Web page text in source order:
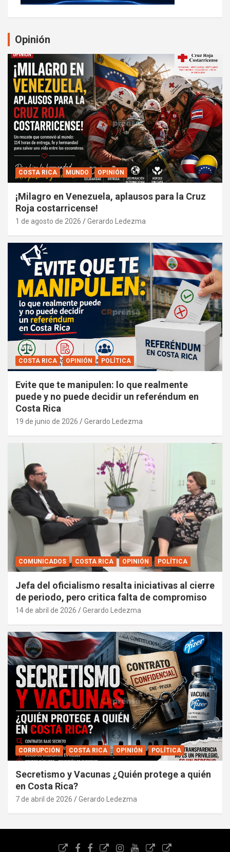
Opinión
COSTA RICA MUNDO OPINIÓN
¡Milagro en Venezuela, aplausos para la Cruz
Roja costarricense!
1 de agosto de 2026 Gerardo Ledezma
COSTA RICA OPINIÓN POLÍTICA
Evite que te manipulen: lo que realmente
puede y no puede decidir un referéndum en
Costa Rica
19 de junio de 2026 Gerardo Ledezma
COMUNICADOS COSTA RICA OPINIÓN POLÍTICA
Jefa del oficialismo resalta iniciativas al cierre
de periodo, pero critica falta de compromiso
14 de abril de 2026 Gerardo Ledezma
CORRUPCIÓN COSTA RICA OPINIÓN POLÍTICA
Secretismo y Vacunas ¿Quién protege a quién
en Costa Rica?
7 de abril de 2026 Gerardo Ledezma